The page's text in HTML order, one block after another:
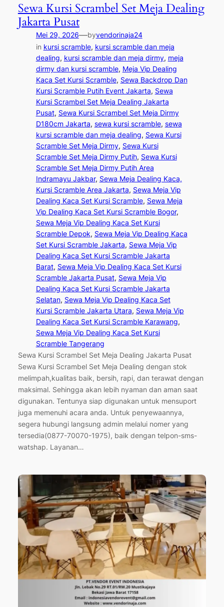
Sewa Kursi Scrambel Set Meja Dealing
Jakarta Pusat
Mei 29, 2026—byvendorinaja24
in kursi scramble, kursi scramble dan meja
dealing, kursi scramble dan meja dirmy, meja
dirmy dan kursi scramble, Meja Vip Dealing
Kaca Set Kursi Scramble, Sewa Backdrop Dan
Kursi Scramble Putih Event Jakarta, Sewa
Kursi Scrambel Set Meja Dealing Jakarta
Pusat, Sewa Kursi Scrambel Set Meja Dirmy
D180cm Jakarta, sewa kursi scramble, sewa
kursi scramble dan meja dealing, Sewa Kursi
Scramble Set Meja Dirmy, Sewa Kursi
Scramble Set Meja Dirmy Putih, Sewa Kursi
Scramble Set Meja Dirmy Putih Area
Indramayu Jakbar, Sewa Meja Dealing Kaca,
Kursi Scramble Area Jakarta, Sewa Meja Vip
Dealing Kaca Set Kursi Scramble, Sewa Meja
Vip Dealing Kaca Set Kursi Scramble Bogor
Sewa Meja Vip Dealing Kaca Set Kursi
Scramble Depok, Sewa Meja Vip Dealing Kaca
Set Kursi Scramble Jakarta, Sewa Meja Vip
Dealing Kaca Set Kursi Scramble Jakarta
Barat, Sewa Meja Vip Dealing Kaca Set Kursi
Scramble Jakarta Pusat, Sewa Meja Vip
Dealing Kaca Set Kursi Scramble Jakarta
Selatan, Sewa Meja Vip Dealing Kaca Set
Kursi Scramble Jakarta Utara, Sewa Meja Vip
Dealing Kaca Set Kursi Scramble Karawang
Sewa Meja Vip Dealing Kaca Set Kursi
Scramble Tangerang
Sewa Kursi Scrambel Set Meja Dealing Jakarta Pusat
Sewa Kursi Scrambel Set Meja Dealing dengan stok
melimpah,kualitas baik, bersih, rapi, dan terawat dengan
maksimal. Sehingga akan lebih nyaman dan aman saat
digunakan. Tentunya siap digunakan untuk mensuport
juga memenuhi acara anda. Untuk penyewaannya,
segera hubungi langsung admin melalui nomer yang
tersedia(0877-70070-1975), baik dengan telpon-sms-
watshap. Layanan…